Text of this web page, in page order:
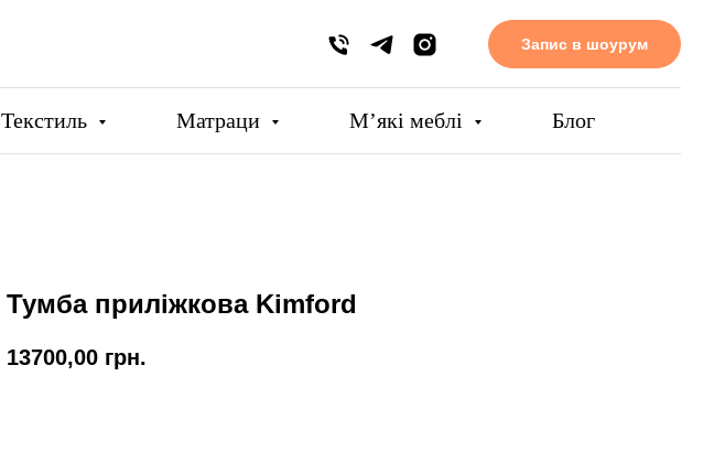
Запис в шоурум
Текстиль Матраци Мʼякі меблі Блог
Тумба приліжкова Kimford
13700,00 грн.